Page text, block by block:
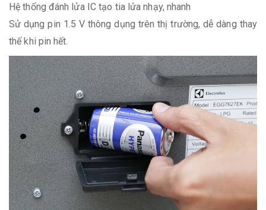
Hệ thống đánh lửa IC tạo tia lửa nhạy, nhanh
Sử dụng pin 1.5 V thông dụng trên thị trường, dễ dàng thay
thế khi pin hết.